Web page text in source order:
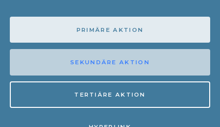
PRIMÄRE AKTION
SEKUNDÄRE AKTION
TERTIÄRE AKTION